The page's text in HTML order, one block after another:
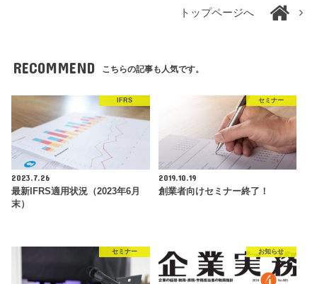
トップページへ
RECOMMEND こちらの記事も人気です。
IFRS
2023.7.26
最新IFRS適用状況（2023年6月
末）
セミナー
2019.10.19
創業者向けセミナー終了！
セミナー お知らせ